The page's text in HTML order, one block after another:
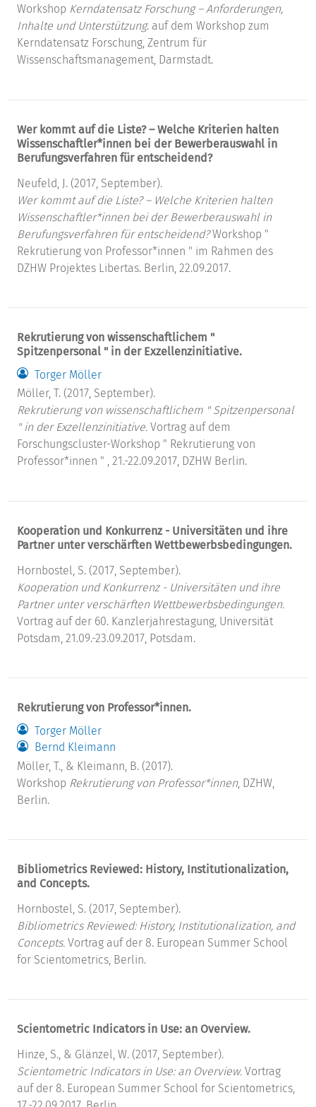
Workshop Kerndatensatz Forschung – Anforderungen,
Inhalte und Unterstützung. auf dem Workshop zum
Kerndatensatz Forschung, Zentrum für
Wissenschaftsmanagement, Darmstadt.
Wer kommt auf die Liste? – Welche Kriterien halten
Wissenschaftler*innen bei der Bewerberauswahl in
Berufungsverfahren für entscheidend?
Neufeld, J. (2017, September).
Wer kommt auf die Liste? – Welche Kriterien halten
Wissenschaftler*innen bei der Bewerberauswahl in
Berufungsverfahren für entscheidend?Workshop "
Rekrutierung von Professor*innen " im Rahmen des
DZHW Projektes Libertas. Berlin, 22.09.2017.
Rekrutierung von wissenschaftlichem "
Spitzenpersonal " in der Exzellenzinitiative.
Torger Möller
Möller, T. (2017, September).
Rekrutierung von wissenschaftlichem " Spitzenpersonal
" in der Exzellenzinitiative. Vortrag auf dem
Forschungscluster-Workshop " Rekrutierung von
Professor*innen " , 21.-22.09.2017, DZHW Berlin.
Kooperation und Konkurrenz - Universitäten und ihre
Partner unter verschärften Wettbewerbsbedingungen.
Hornbostel, S. (2017, September).
Kooperation und Konkurrenz - Universitäten und ihre
Partner unter verschärften Wettbewerbsbedingungen.
Vortrag auf der 60. Kanzlerjahrestagung, Universität
Potsdam, 21.09.-23.09.2017, Potsdam.
Rekrutierung von Professor*innen.
Torger Möller
Bernd Kleimann
Möller, T., & Kleimann, B. (2017).
Workshop Rekrutierung von Professor*innen, DZHW,
Berlin.
Bibliometrics Reviewed: History, Institutionalization,
and Concepts.
Hornbostel, S. (2017, September).
Bibliometrics Reviewed: History, Institutionalization, and
Concepts. Vortrag auf der 8. European Summer School
for Scientometrics, Berlin.
Scientometric Indicators in Use: an Overview.
Hinze, S., & Glänzel, W. (2017, September).
Scientometric Indicators in Use: an Overview. Vortrag
auf der 8. European Summer School for Scientometrics,